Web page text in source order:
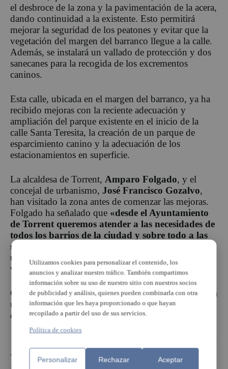
el desbroce de la zona y la pavimentación de la acera,
dando continuidad a la existente. Esto permitirá
mejorar la seguridad de los peatones y evitar que la
vegetación del margen del barranco llegue a la calle.
Además, se instalará un vallado de protección y dos
sanecanes para la recogida de los excrementos
caninos.
Esta calle, ubicada en el margen del barranco, ya ha
recibido mejoras con la reciente adecuación y
ampliación del parque existente en el inicio de la
calle Santa Teresita, la creación de un parque de
esparcimiento canino y la adecuación de los
estacionamientos en superficie.
La alcaldesa de Torrent, Amparo Folgado, y el
concejal de urbanismo, José Francisco Gozalvo,
han visitado la zona antes de comenzar las mejoras.
Folgado ha señalado que «desde el Ayuntamiento
de Torrent queremos atender a las necesidades de
todos los barrios de la ciudad y sobre todo a las
sugerencias de sus vecinos, para hacer de Torrent
una ciudad más amable, segura para los
viandantes y con mayor calidad de vida».
Con estas actuaciones, el Ayuntamiento de Torrent da
un paso más en su compromiso por mejorar la
calidad de vida de los vecinos y vecinas de la ciudad.
TEMAS
Utilizamos cookies para personalizar el contenido, los
anuncios y analizar nuestro tráfico. También compartimos
información sobre su uso de nuestro sitio con nuestros socios
de publicidad y análisis, quienes pueden combinarla con otra
información que les haya proporcionado o que hayan
recopilado a partir del uso de sus servicios.
Política de cookies
Personalizar Rechazar Aceptar